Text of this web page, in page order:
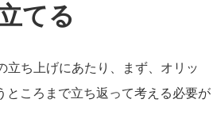
てる
立ち上げにあたり、まず、オリッ
ところまで立ち返って考える必要が